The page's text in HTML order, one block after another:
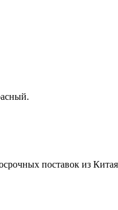
поставок из